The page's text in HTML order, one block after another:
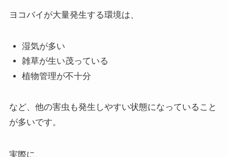
ヨコバイが大量発生する環境は、
湿気が多い
雑草が生い茂っている
植物管理が不十分
など、他の害虫も発生しやすい状態になっていること
が多いです。
実際に、